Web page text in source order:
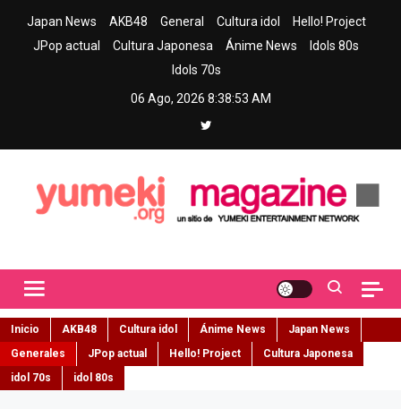
Japan News AKB48 General Cultura idol
Hello! Project
JPop actual
Cultura Japonesa Ánime News
Idols 80s
Idols 70s
06 Ago, 2026 8:38:55 AM
Inicio AKB48 Cultura idol Ánime News
Japan News
Generales
JPop actual Hello! Project
Cultura Japonesa
idol 70s
idol 80s